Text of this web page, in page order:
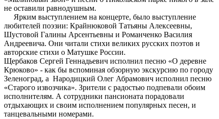
не оставили равнодушным.
Ярким выступлением на концерте, было выступление
любителей поэзии: Крайнюковой Татьяны Алексеевны,
Шустовой Галины Арсентьевны и Романченко Василия
Андреевича. Они читали стихи великих русских поэтов и
авторские стихи о Матушке России.
Щербаков Сергей Геннадьевич исполнил песню «О деревне
Крюково» - как бы вспоминая обзорную экскурсию по городу
Зеленоград, а Народицкий Олег Абрамович исполнил песню
«Старого извозчика». Зрители с радостью подпевали обоим
исполнителям. А сотрудники пансионата порадовали
отдыхающих и своим исполнением популярных песен, и
танцевальными номерами.